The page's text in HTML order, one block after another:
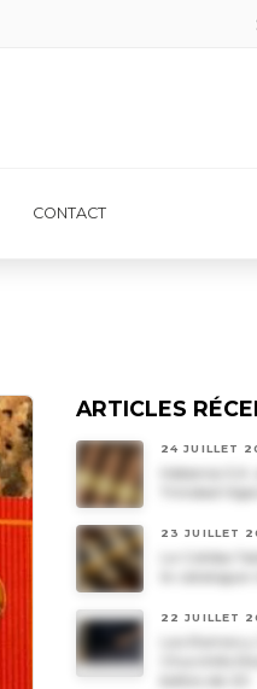
CONTACT
ARTICLES
24 JUILLET
Habanos
Trinidad
23 JUILLET
Le Cohiba
le catalogue
22 JUILLET
Les Romeo